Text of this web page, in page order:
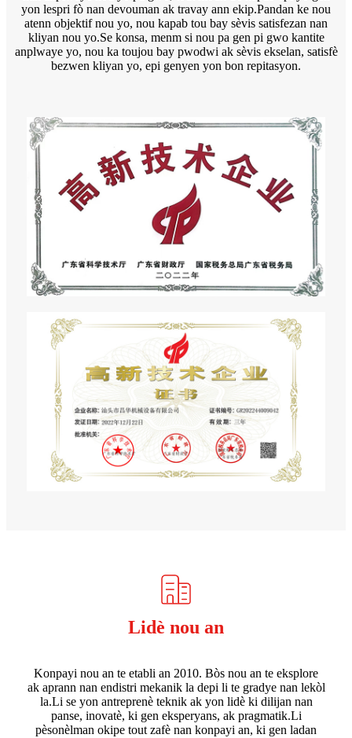
yon lespri fò nan devouman ak travay ann ekip.Pandan ke nou
atenn objektif nou yo, nou kapab tou bay sèvis satisfezan nan
kliyan nou yo.Se konsa, menm si nou pa gen pi gwo kantite
anplwaye yo, nou ka toujou bay pwodwi ak sèvis ekselan, satisfè
bezwen kliyan yo, epi genyen yon bon repitasyon.
Lidè nou an
Konpayi nou an te etabli an 2010. Bòs nou an te eksplore
ak aprann nan endistri mekanik la depi li te gradye nan lekòl
la.Li se yon antreprenè teknik ak yon lidè ki dilijan nan
panse, inovatè, ki gen eksperyans, ak pragmatik.Li
pèsonèlman okipe tout zafè nan konpayi an, ki gen ladan